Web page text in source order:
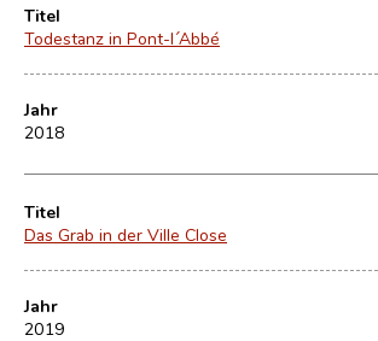
Titel
Todestanz in Pont-l´Abbé
Jahr
2018
Titel
Das Grab in der Ville Close
Jahr
2019